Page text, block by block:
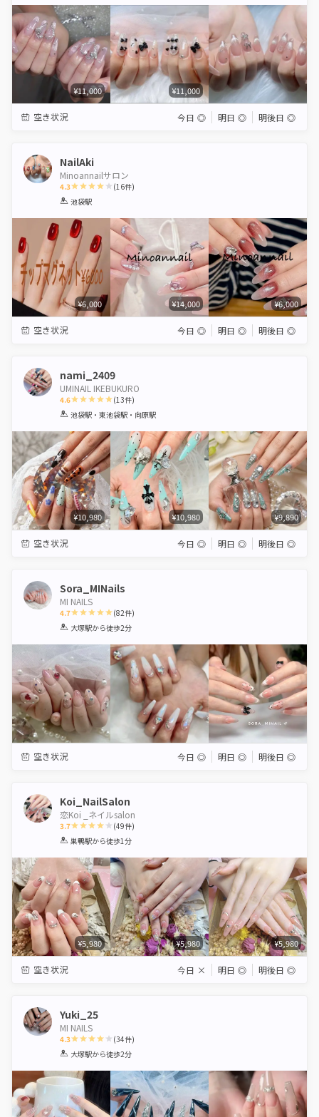
¥11,000 ¥11,000
空き状況 今日 ◎ 明日 ◎ 明後日 ◎
NailAki
Minoannailサロン
4.3
1 2 3
(16件)
池袋駅
¥6,000 ¥14,000 ¥6,000
空き状況 今日 ◎ 明日 ◎ 明後日 ◎
nami_2409
UMINAIL IKEBUKURO
4.6
1 2 3 4 5
(13件)
池袋駅・東池袋駅・向原駅
¥10,980 ¥10,980 ¥9,890
空き状況 今日 ◎ 明日 ◎ 明後日 ◎
Sora_MINails
MI NAILS
4.7
1 2 3 4 5
(82件)
大塚駅から徒歩2分
空き状況 今日 ◎ 明日 ◎ 明後日 ◎
Koi_NailSalon
恋Koi _ネイルsalon
3.7
1 2 3 4 5
(49件)
巣鴨駅から徒歩1分
¥5,980 ¥5,980 ¥5,980
空き状況 今日 × 明日 ◎ 明後日 ◎
Yuki_25
MI NAILS
4.3
1 2 3 4 5
(34件)
大塚駅から徒歩2分